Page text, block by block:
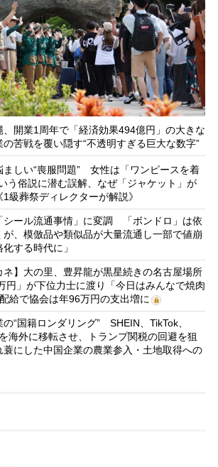
、開業1周年で「経済効果494億円」の大きな
苦戦を覆い隠す“不透明すぎる巨大な数字”
ましい“喪服問題” 女性は「ワンピースを着
う俗説に潜む誤解、なぜ「ジャケット」が
級葬祭ディレクターが解説》
シール流通事情」に変調 「ボンドロ」は依
、模倣品や類似品が大量流通し一部で値崩
する時代に」
ネ】大の里、豊昇龍が黒星続きの名古屋場所
円」が下位力士に渡り「今日はみんなで焼肉
給で協会は年96万円の支出増に
“国籍ロンダリング” SHEIN、TikTok、
海外に移転させ、トランプ関税の回避を狙
にした中国企業の農業参入・土地取得への